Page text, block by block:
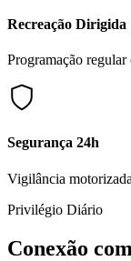
Recreação Dirigida
Programação
Segurança 24h
Vigilância
Privilégio Diário
Conexão